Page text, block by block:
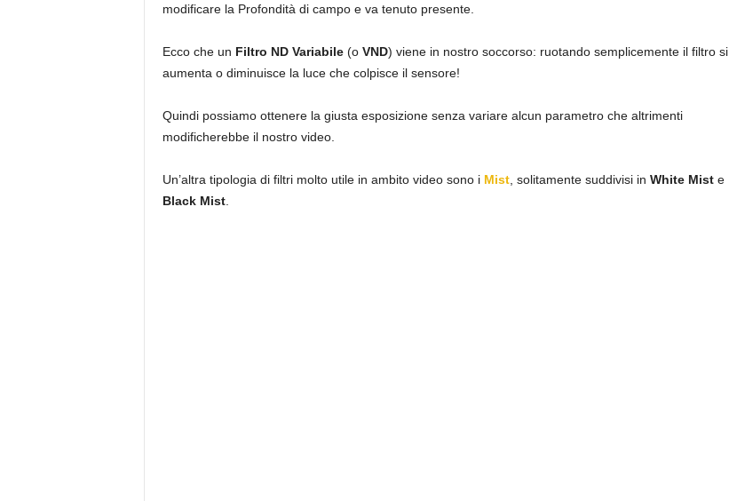
modificare la Profondità di campo e va tenuto presente.
Ecco che un Filtro ND Variabile (o VND) viene in nostro soccorso: ruotando semplicemente il filtro si
aumenta o diminuisce la luce che colpisce il sensore!
Quindi possiamo ottenere la giusta esposizione senza variare alcun parametro che altrimenti
modificherebbe il nostro video.
Un’altra tipologia di filtri molto utile in ambito video sono i Mist, solitamente suddivisi in White Mist e
Black Mist.